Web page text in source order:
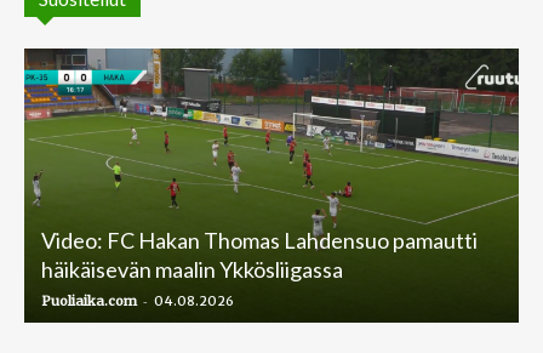
Video: FC Hakan Thomas Lahdensuo pamautti
häikäisevän maalin Ykkösliigassa
Puoliaika.com - 04.08.2026